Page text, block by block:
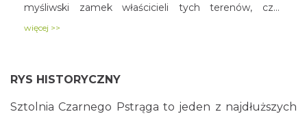
myśliwski zamek właścicieli tych terenów, czyli
tutaj prestiżowe polowania. Po II wojnie światowej
ochroną w ramach Zespołu Przyrodniczo-
więcej >>
RYS HISTORYCZNY
Sztolnia Czarnego Pstrąga to jeden z najdłuższych